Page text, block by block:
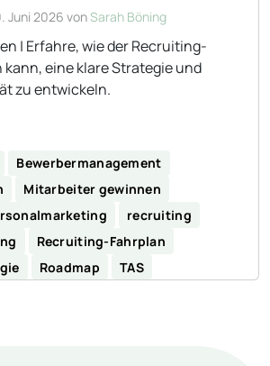
Juni 2026 vonSarah Böning
| Erfahre, wie der Recruiting-
eine klare Strategie und
zu entwickeln.
Bewerbermanagement
Mitarbeiter gewinnen
recruiting
Recruiting-Fahrplan
Roadmap TAS